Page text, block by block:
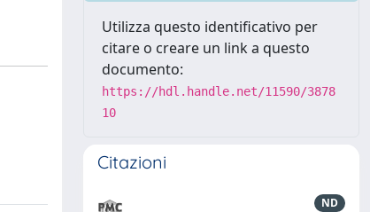
Utilizza questo identificativo per
citare o creare un link a questo
documento:
https://hdl.handle.net/11590/3878
10
Citazioni
ND